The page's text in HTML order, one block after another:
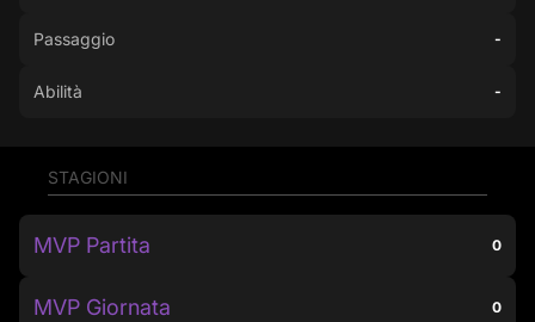
Passaggio -
Abilità -
STAGIONI
MVP Partita 0
MVP Giornata 0